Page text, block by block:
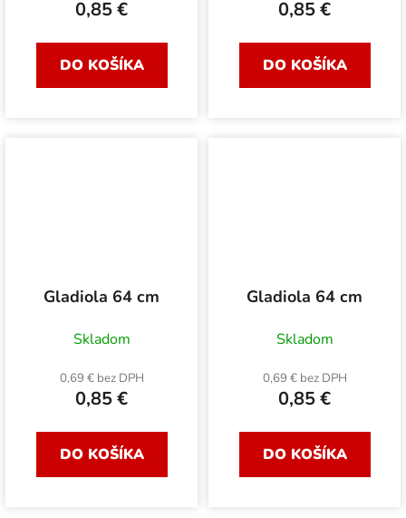
0,85 €
DO KOŠÍKA
0,85 €
DO KOŠÍKA
Gladiola 64 cm
Skladom
0,69 € bez DPH
0,85 €
DO KOŠÍKA
Gladiola 64 cm
Skladom
0,69 € bez DPH
0,85 €
DO KOŠÍKA